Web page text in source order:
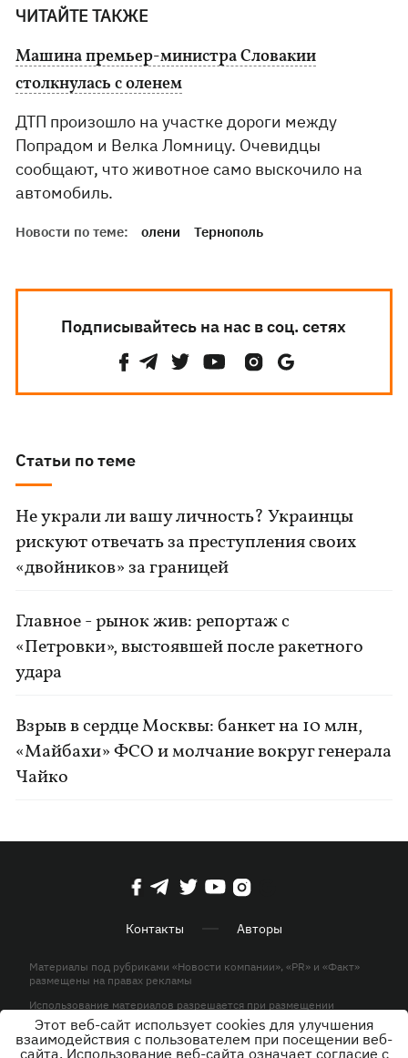
ЧИТАЙТЕ ТАКЖЕ
Машина премьер-министра Словакии
столкнулась с оленем
ДТП произошло на участке дороги между
Попрадом и Велка Ломницу. Очевидцы
сообщают, что животное само выскочило на
автомобиль.
Новости по теме: олени Тернополь
Подписывайтесь на нас в соц. сетях
Статьи по теме
Не украли ли вашу личность? Украинцы
рискуют отвечать за преступления своих
«двойников» за границей
Главное - рынок жив: репортаж с
«Петровки», выстоявшей после ракетного
удара
Взрыв в сердце Москвы: банкет на 10 млн,
«Майбахи» ФСО и молчание вокруг генерала
Чайко
Контакты Авторы
Материалы под рубриками «Новости компании», «PR» и «Факт»
размещены на правах рекламы
Использование материалов разрешается при размещении
активной гиперссылки на KP.UA в первом абзаце.
© ООО «ЮЛАВ МЕДИА»,2026. Все права защищены.
Этот веб-сайт использует cookies для улучшения
взаимодействия с пользователем при посещении веб-
сайта. Использование веб-сайта означает согласие с